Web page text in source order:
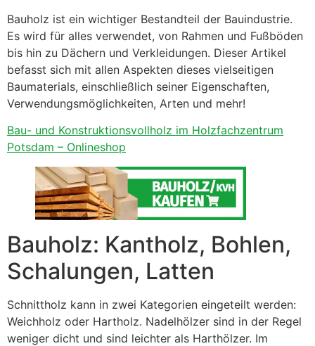
Bauholz ist ein wichtiger Bestandteil der Bauindustrie.
Es wird für alles verwendet, von Rahmen und Fußböden
bis hin zu Dächern und Verkleidungen. Dieser Artikel
befasst sich mit allen Aspekten dieses vielseitigen
Baumaterials, einschließlich seiner Eigenschaften,
Verwendungsmöglichkeiten, Arten und mehr!
Bau- und Konstruktionsvollholz im Holzfachzentrum
Potsdam – Onlineshop
Bauholz: Kantholz, Bohlen,
Schalungen, Latten
Schnittholz kann in zwei Kategorien eingeteilt werden:
Weichholz oder Hartholz. Nadelhölzer sind in der Regel
weniger dicht und sind leichter als Harthölzer. Im